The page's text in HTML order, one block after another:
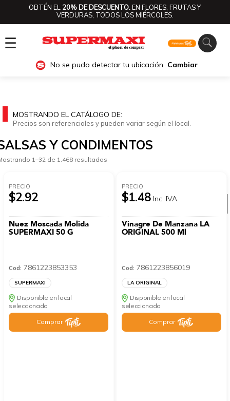
OBTÉN EL 20% DE DESCUENTO.EN FLORES, FRUTAS Y
VERDURAS, TODOS LOS MIÉRCOLES.
☰
No se pudo detectar tu ubicación Cambiar
Ver categorías
MOSTRANDO EL CATÁLOGO DE:
Precios son referenciales y pueden variar según el local.
Y CONDIMENTOS
1–32 de 1.468 resultados
PRECIO
$2.92
Nuez Moscada Molida
SUPERMAXI 50 G
Cod: 7861223853353
SUPERMAXI
Disponible en local
seleccionado
Comprar
PRECIO
$1.48 Inc. IVA
Vinagre De Manzana LA
ORIGINAL 500 Ml
Cod: 7861223856019
LA ORIGINAL
Disponible en local
seleccionado
Comprar